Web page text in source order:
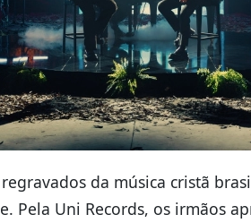
da música cristã
Pela Uni Records, os irmãos